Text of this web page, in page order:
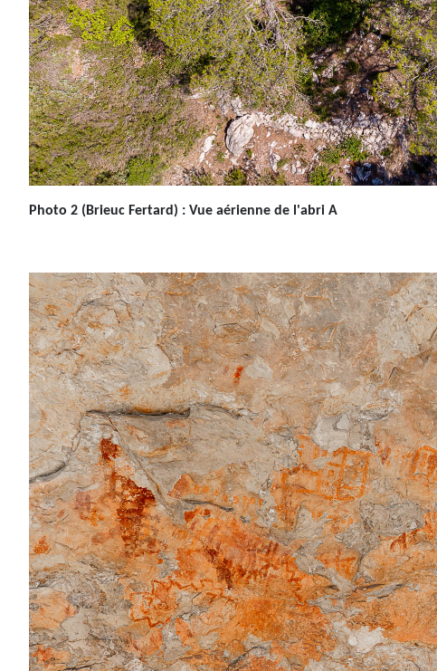
Photo 2 (Brieuc Fertard) : Vue aérienne de l'abri A